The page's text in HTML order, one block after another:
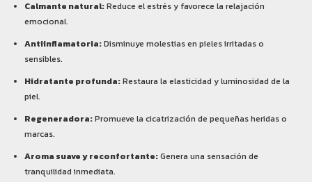
Calmante natural:Reduce el estrés y favorece la relajación
emocional.
Antiinflamatoria:Disminuye molestias en pieles irritadas o
sensibles.
Hidratante profunda:Restaura la elasticidad y luminosidad de la
piel.
Regeneradora:Promueve la cicatrización de pequeñas heridas o
marcas.
Aroma suave y reconfortante:Genera una sensación de
tranquilidad inmediata.